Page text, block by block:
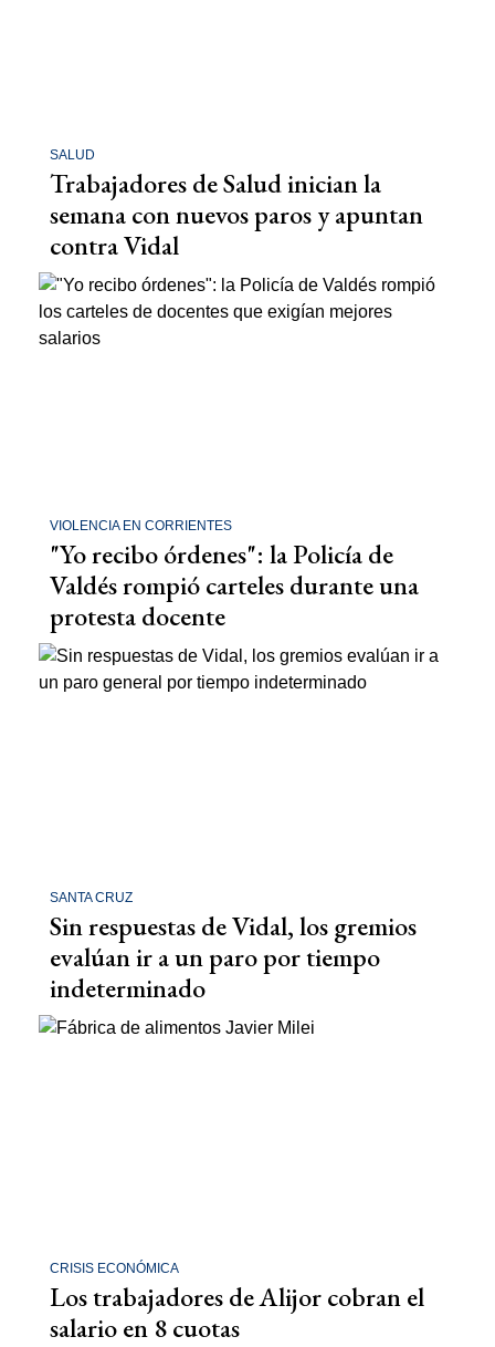
SALUD
Trabajadores de Salud inician la
semana con nuevos paros y apuntan
contra Vidal
VIOLENCIA EN CORRIENTES
"Yo recibo órdenes": la Policía de
Valdés rompió carteles durante una
protesta docente
SANTA CRUZ
Sin respuestas de Vidal, los gremios
evalúan ir a un paro por tiempo
indeterminado
CRISIS ECONÓMICA
Los trabajadores de Alijor cobran el
salario en 8 cuotas